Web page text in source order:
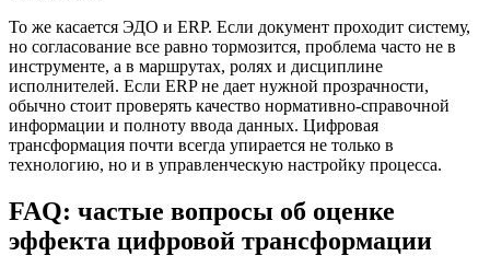
То же касается ЭДО и ERP. Если документ проходит систему,
но согласование все равно тормозится, проблема часто не в
инструменте, а в маршрутах, ролях и дисциплине
исполнителей. Если ERP не дает нужной прозрачности,
обычно стоит проверять качество нормативно-справочной
информации и полноту ввода данных. Цифровая
трансформация почти всегда упирается не только в
технологию, но и в управленческую настройку процесса.
FAQ: частые вопросы об оценке
эффекта цифровой трансформации